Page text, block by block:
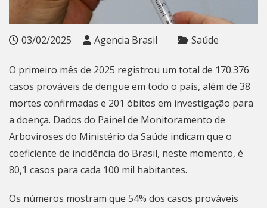
03/02/2025 Agencia Brasil Saúde
O primeiro mês de 2025 registrou um total de 170.376
casos prováveis de dengue em todo o país, além de 38
mortes confirmadas e 201 óbitos em investigação para
a doença. Dados do Painel de Monitoramento de
Arboviroses do Ministério da Saúde indicam que o
coeficiente de incidência do Brasil, neste momento, é
80,1 casos para cada 100 mil habitantes.
Os números mostram que 54% dos casos prováveis